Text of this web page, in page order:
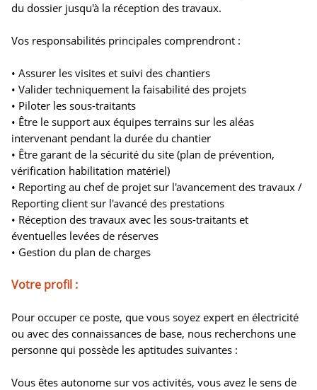
du dossier jusqu'à la réception des travaux.
Vos responsabilités principales comprendront :
• Assurer les visites et suivi des chantiers
• Valider techniquement la faisabilité des projets
• Piloter les sous-traitants
• Être le support aux équipes terrains sur les aléas
intervenant pendant la durée du chantier
• Être garant de la sécurité du site (plan de prévention,
vérification habilitation matériel)
• Reporting au chef de projet sur l'avancement des travaux /
Reporting client sur l'avancé des prestations
• Réception des travaux avec les sous-traitants et
éventuelles levées de réserves
• Gestion du plan de charges
Votre profil :
Pour occuper ce poste, que vous soyez expert en électricité
ou avec des connaissances de base, nous recherchons une
personne qui possède les aptitudes suivantes :
Vous êtes autonome sur vos activités, vous avez le sens de